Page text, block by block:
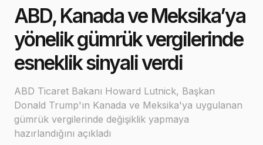
ABD, Kanada ve Meksika’ya
yönelik gümrük vergilerinde
esneklik sinyali verdi
ABD Ticaret Bakanı Howard Lutnick, Başkan
Donald Trump'ın Kanada ve Meksika'ya uygulanan
gümrük vergilerinde değişiklik yapmaya
hazırlandığını açıkladı